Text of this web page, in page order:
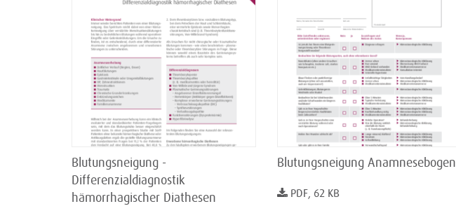
Blutungsneigung -
Differenzialdiagnostik
hämorrhagischer Diathesen
Blutungsneigung Anamnesebogen
PDF, 62 KB